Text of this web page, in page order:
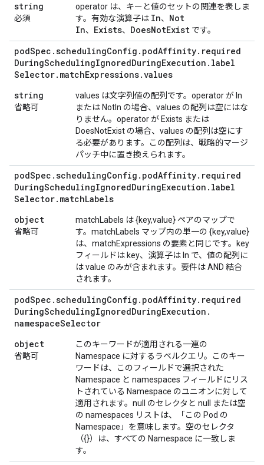
string
必須
operator は、キーと値のセットの関連を表しま
す。有効な演算子は In、 Not
In、 Exists、 DoesNotExist です。
podSpec .schedulingConfig . podAffinity. required
DuringSchedulingIgnoredDuringExecution . label
Selector. matchExpressions.values
string
省略可
values は文字列値の配列です。operator が In
または NotIn の場合、values の配列は空にはな
りません。operator が Exists または
DoesNotExist の場合、values の配列は空にす
る必要があります。この配列は、戦略的マージ
パッチ中に置き換えられます。
podSpec .schedulingConfig . podAffinity. required
DuringSchedulingIgnoredDuringExecution . label
Selector. matchLabels
object
省略可
matchLabels は {key,value} ペアのマップで
す。matchLabels マップ内の単一の {key,value}
は、matchExpressions の要素と同じです。key
フィールドは key、演算子は In で、値の配列に
は value のみが含まれます。要件は AND 結合
されます。
podSpec .schedulingConfig . podAffinity. required
DuringSchedulingIgnoredDuringExecution .
namespaceSelector
object
省略可
このキーワードが適用される一連の
Namespace に対するラベルクエリ。このキー
ワードは、このフィールドで選択された
Namespace と namespaces フィールドにリス
トされている Namespace のユニオンに対して
適用されます。null のセレクタと null または空
の namespaces リストは、「この Pod の
Namespace」を意味します。空のセレクタ
（{}）は、すべての Namespace に一致しま
す。